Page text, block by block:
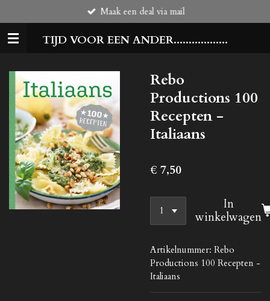
direct
naar
TIJD VOOR EEN ANDER..................
Maak een deal via mail
Rebo
Productions 100
Recepten -
Italiaans
€ 7,50
In
winkelwagen
Artikelnummer: Rebo
Productions 100 Recepten -
Italiaans